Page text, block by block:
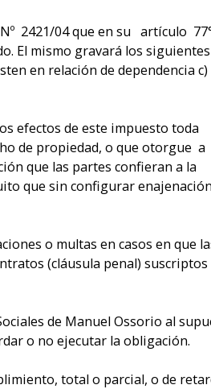
2421/04 que en su artículo
El mismo gravará los siguientes
en relación de dependencia c)
efectos de este impuesto toda
de propiedad, o que otorgue a
que las partes confieran a la
que sin configurar
o multas en casos en que
(cláusula penal) suscriptos
de Manuel Ossorio al
o no ejecutar la obligación.
total o parcial, o de